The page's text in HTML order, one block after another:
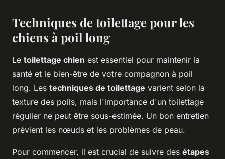
Techniques de toilettage pour les
chiens à poil long
Le toilettage chien est essentiel pour maintenir la
santé et le bien-être de votre compagnon à poil
long. Les techniques de toilettage varient selon la
texture des poils, mais l'importance d'un toilettage
régulier ne peut être sous-estimée. Un bon entretien
prévient les nœuds et les problèmes de peau.
Pour commencer, il est crucial de suivre des étapes